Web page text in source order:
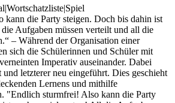
kann die Party steigen. Doch bis dahin ist
Aufgaben müssen verteilt und all die
– Während der Organisation einer
sich die Schülerinnen und Schüler mit
Imperativ auseinander. Dabei
letzterer neu eingeführt. Dies geschieht
Lernens und mithilfe
"Endlich sturmfrei! Also kann die Party